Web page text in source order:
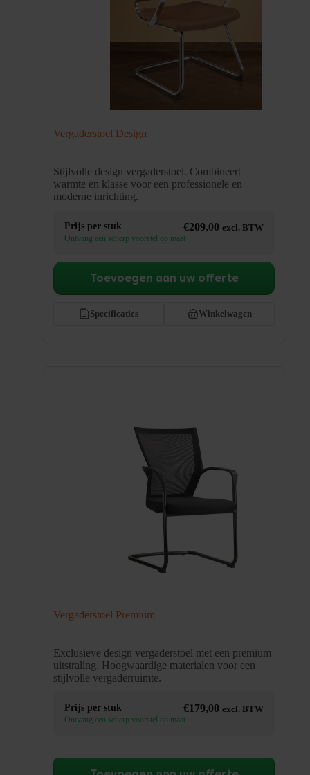
Vergaderstoel Design
Stijlvolle design vergaderstoel. Combineert
warmte en klasse voor een professionele en
moderne inrichting.
Prijs per stuk €209,00 excl. BTW
Ontvang een scherp voorstel op maat
Specificaties Winkelwagen
Toevoegen aan uw offerte
Vergaderstoel Premium
Exclusieve design vergaderstoel met een premium
uitstraling. Hoogwaardige materialen voor een
stijlvolle vergaderruimte.
Prijs per stuk €179,00 excl. BTW
Ontvang een scherp voorstel op maat